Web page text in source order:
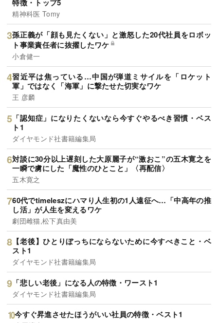
特徴・トップ5
精神科医 Tomy
孫正義が「顔も見たくない」と激怒した20代社員をロボッ
ト事業責任者に抜擢したワケ
小倉健一
習近平は焦っている…中国が弾道ミサイルを「ロケット
軍」ではなく「海軍」に撃たせた切実なワケ
王 彦麟
「認知症」になりたくないなら今すぐやるべき習慣・ベス
ト1
ダイヤモンド社書籍編集局
対談に30分以上遅刻した大原麗子が“激おこ”の五木寛之を
一瞬で虜にした「魔性のひとこと」〈再配信〉
五木寛之
60代でtimeleszにハマり人生初の1人遠征へ…「中高年の推
し活」が人生を変えるワケ
劇団雌猫,松下真由美
【老後】ひとりぼっちにならないために今すべきこと・ベ
スト1
ダイヤモンド社書籍編集局
「悲しい老後」になる人の特徴・ワースト1
ダイヤモンド社書籍編集局
今すぐ昇進させたほうがいい社員の特徴・ベスト1